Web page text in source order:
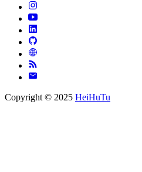
Copyright © 2025 HeiHuTu